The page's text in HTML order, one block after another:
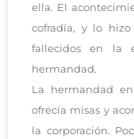
ella. El
cofradía, y lo
fallecidos en la
hermandad.
La hermandad
ofrecía misas y
la corporación.